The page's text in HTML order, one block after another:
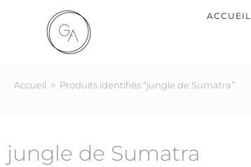
ACCUEIL
Accueil > Produits identifiés “jungle de Sumatra”
jungle de Sumatra